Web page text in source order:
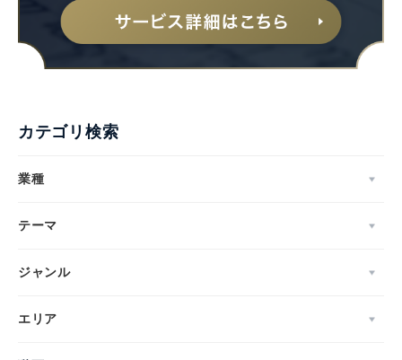
カテゴリ検索
業種
テーマ
ジャンル
エリア